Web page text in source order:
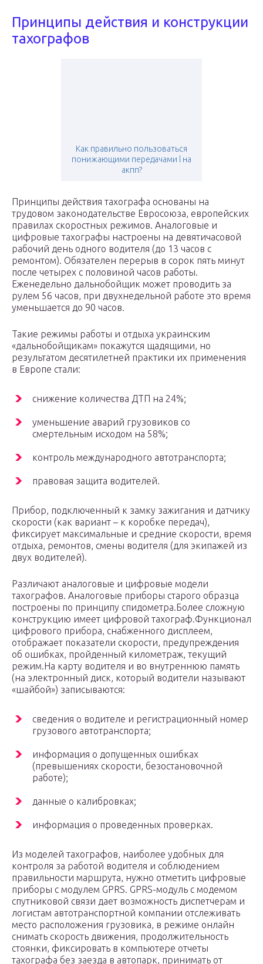
Принципы действия и конструкции
тахографов
Как правильно пользоваться
понижающими передачами l на
акпп?
Принципы действия тахографа основаны на
трудовом законодательстве Евросоюза, европейских
правилах скоростных режимов. Аналоговые и
цифровые тахографы настроены на девятичасовой
рабочий день одного водителя (до 13 часов с
ремонтом). Обязателен перерыв в сорок пять минут
после четырех с половиной часов работы.
Еженедельно дальнобойщик может проводить за
рулем 56 часов, при двухнедельной работе это время
уменьшается до 90 часов.
Такие режимы работы и отдыха украинским
«дальнобойщикам» покажутся щадящими, но
результатом десятилетней практики их применения
в Европе стали:
снижение количества ДТП на 24%;
уменьшение аварий грузовиков со
смертельным исходом на 58%;
контроль международного автотранспорта;
правовая защита водителей.
Прибор, подключенный к замку зажигания и датчику
скорости (как вариант – к коробке передач),
фиксирует максимальные и средние скорости, время
отдыха, ремонтов, смены водителя (для экипажей из
двух водителей).
Различают аналоговые и цифровые модели
тахографов. Аналоговые приборы старого образца
построены по принципу спидометра.Более сложную
конструкцию имеет цифровой тахограф.Функционал
цифрового прибора, снабженного дисплеем,
отображает показатели скорости, предупреждения
об ошибках, пройденный километраж, текущий
режим.На карту водителя и во внутреннюю память
(на электронный диск, который водители называют
«шайбой») записываются:
сведения о водителе и регистрационный номер
грузового автотранспорта;
информация о допущенных ошибках
(превышениях скорости, безостановочной
работе);
данные о калибровках;
информация о проведенных проверках.
Из моделей тахографов, наиболее удобных для
контроля за работой водителя и соблюдением
правильности маршрута, нужно отметить цифровые
приборы с модулем GPRS. GPRS-модуль с модемом
спутниковой связи дает возможность диспетчерам и
логистам автотранспортной компании отслеживать
место расположения грузовика, в режиме онлайн
снимать скорость движения, продолжительность
стоянки, фиксировать в компьютере отчеты
тахографа без заезда в автопарк, принимать от